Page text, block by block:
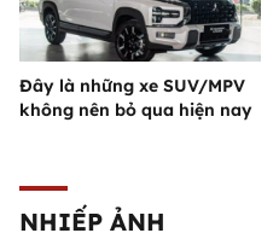
Đây là những xe SUV/MPV
không nên bỏ qua hiện nay
NHIẾP ẢNH